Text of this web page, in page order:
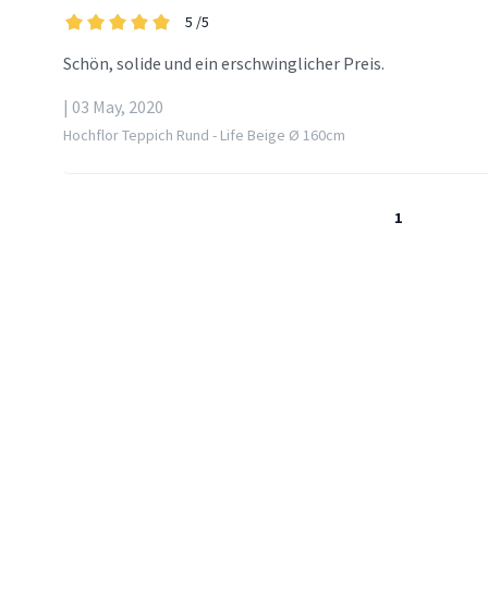
5 /5
Schön, solide und ein erschwinglicher Preis.
| 03 May, 2020
Hochflor Teppich Rund - Life Beige Ø 160cm
1